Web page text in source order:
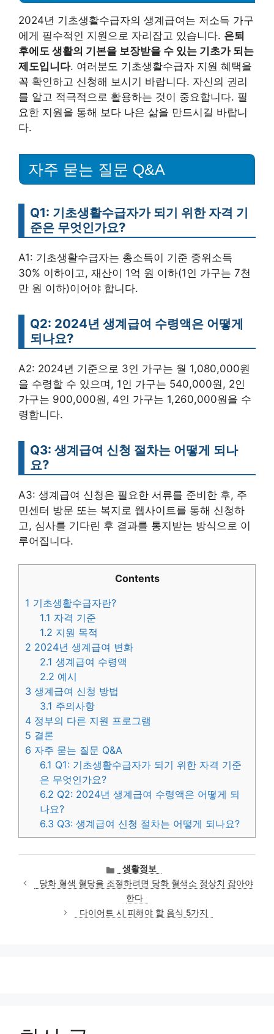
2024년 기초생활수급자의 생계급여는 저소득 가구
에게 필수적인 지원으로 자리잡고 있습니다. 은퇴
후에도 생활의 기본을 보장받을 수 있는 기초가 되는
제도입니다. 여러분도 기초생활수급자 지원 혜택을
꼭 확인하고 신청해 보시기 바랍니다. 자신의 권리
를 알고 적극적으로 활용하는 것이 중요합니다. 필
요한 지원을 통해 보다 나은 삶을 만드시길 바랍니
다.
자주 묻는 질문 Q&A
Q1: 기초생활수급자가 되기 위한 자격 기
준은 무엇인가요?
A1: 기초생활수급자는 총소득이 기준 중위소득
30% 이하이고, 재산이 1억 원 이하(1인 가구는 7천
만 원 이하)이어야 합니다.
Q2: 2024년 생계급여 수령액은 어떻게
되나요?
A2: 2024년 기준으로 3인 가구는 월 1,080,000원
을 수령할 수 있으며, 1인 가구는 540,000원, 2인
가구는 900,000원, 4인 가구는 1,260,000원을 수
령합니다.
Q3: 생계급여 신청 절차는 어떻게 되나
요?
A3: 생계급여 신청은 필요한 서류를 준비한 후, 주
민센터 방문 또는 복지로 웹사이트를 통해 신청하
고, 심사를 기다린 후 결과를 통지받는 방식으로 이
루어집니다.
Contents
1 기초생활수급자란?
1.1 자격 기준
1.2 지원 목적
2 2024년 생계급여 변화
2.1 생계급여 수령액
2.2 예시
3 생계급여 신청 방법
3.1 주의사항
4 정부의 다른 지원 프로그램
5 결론
6 자주 묻는 질문 Q&A
6.1 Q1: 기초생활수급자가 되기 위한 자격 기준
은 무엇인가요?
6.2 Q2: 2024년 생계급여 수령액은 어떻게 되
나요?
6.3 Q3: 생계급여 신청 절차는 어떻게 되나요?
카
테
고
생활정보
당화 혈색 혈당을 조절하려면 당화 혈색소 정상치 잡아야
한다
다이어트 시 피해야 할 음식 5가지